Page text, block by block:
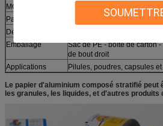
MOQ
Paiement
Délai de livraison
Emballage
Sac de PE - boîte de carton
de bout droit
Applications
Pilules, poudres, capsules
Le papier d'aluminium composé stratifié peut
les granules, les liquides, et d'autres produits